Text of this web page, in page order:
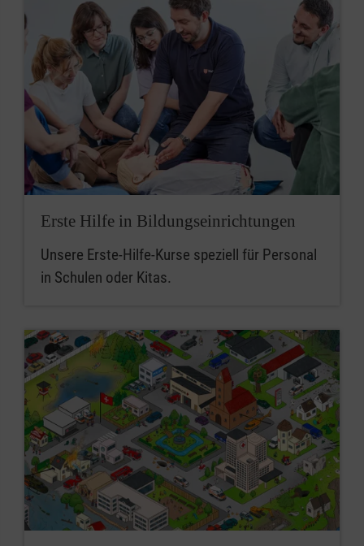
Erste Hilfe in Bildungseinrichtungen
Unsere Erste-Hilfe-Kurse speziell für Personal
in Schulen oder Kitas.